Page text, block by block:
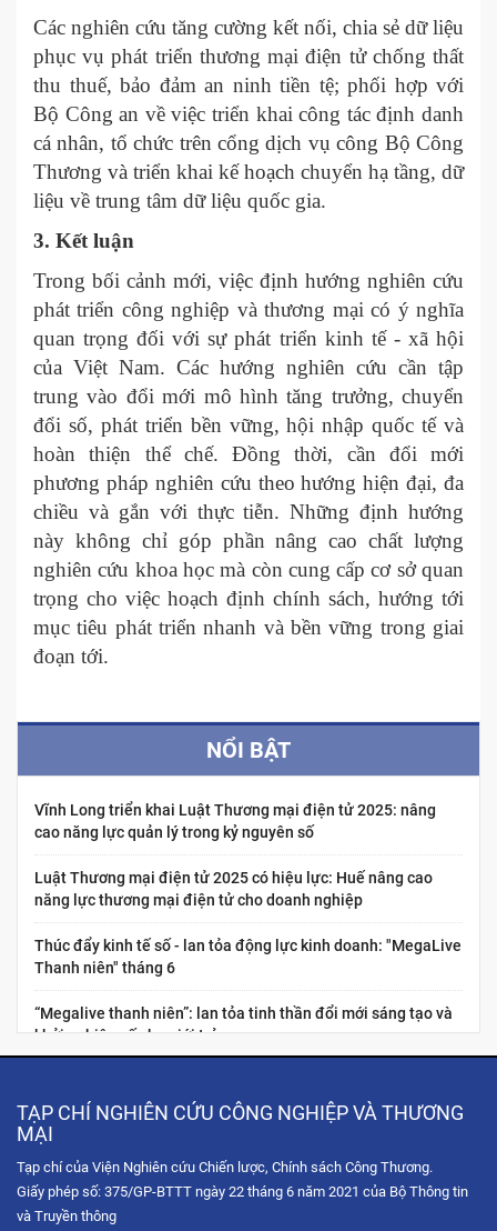
Các nghiên cứu tăng cường kết nối, chia sẻ dữ liệu
phục vụ phát triển thương mại điện tử chống thất
thu thuế, bảo đảm an ninh tiền tệ; phối hợp với
Bộ Công an về việc triển khai công tác định danh
cá nhân, tổ chức trên cổng dịch vụ công Bộ Công
Thương và triển khai kế hoạch chuyển hạ tầng, dữ
liệu về trung tâm dữ liệu quốc gia.
3. Kết luận
Trong bối cảnh mới, việc định hướng nghiên cứu
phát triển công nghiệp và thương mại có ý nghĩa
quan trọng đối với sự phát triển kinh tế - xã hội
của Việt Nam. Các hướng nghiên cứu cần tập
trung vào đổi mới mô hình tăng trưởng, chuyển
đổi số, phát triển bền vững, hội nhập quốc tế và
hoàn thiện thể chế. Đồng thời, cần đổi mới
phương pháp nghiên cứu theo hướng hiện đại, đa
chiều và gắn với thực tiễn. Những định hướng
này không chỉ góp phần nâng cao chất lượng
nghiên cứu khoa học mà còn cung cấp cơ sở quan
trọng cho việc hoạch định chính sách, hướng tới
mục tiêu phát triển nhanh và bền vững trong giai
đoạn tới.
NỔI BẬT
Vĩnh Long triển khai Luật Thương mại điện tử 2025: nâng
cao năng lực quản lý trong kỷ nguyên số
Luật Thương mại điện tử 2025 có hiệu lực: Huế nâng cao
năng lực thương mại điện tử cho doanh nghiệp
Thúc đẩy kinh tế số - lan tỏa động lực kinh doanh: "MegaLive
Thanh niên" tháng 6
“Megalive thanh niên”: lan tỏa tinh thần đổi mới sáng tạo và
khởi nghiệp số cho giới trẻ
“Chuẩn hóa năng lực nghề nghiệp cho nhà sáng tạo nội dung
thương...
Hội chợ Hùng Vương 2026: Trải nghiệm không gian mua sắm
số qua chuỗi Livestream tương tác
TẠP CHÍ NGHIÊN CỨU CÔNG NGHIỆP VÀ THƯƠNG
MẠI
Tạp chí của Viện Nghiên cứu Chiến lược, Chính sách Công Thương.
Giấy phép số: 375/GP-BTTT ngày 22 tháng 6 năm 2021 của Bộ Thông tin
và Truyền thông